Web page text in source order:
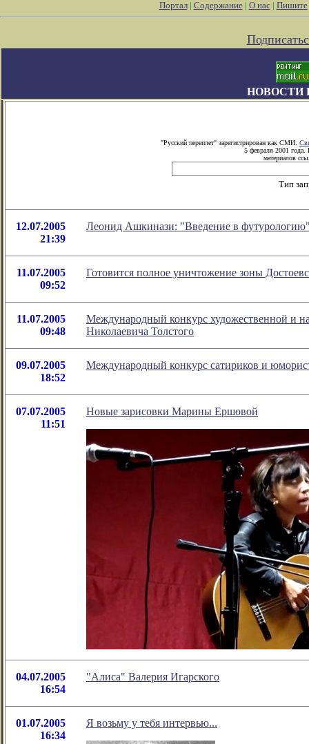
Портал| Содержание| О нас| Пишите
НОВОСТИ
"Русский переплет" зарегистрирован как СМИ.
5 февраля 2001 года.
материалов
Тип
12.07.2005
21:39
Леонид Ашкинази: "Введение в
11.07.2005
09:52
Готовится полное уничтожение зоны
11.07.2005
09:48
Международный конкурс художественной и
Николаевича Толстого
09.07.2005
18:52
Международный конкурс сатириков и
07.07.2005
11:51
Новые зарисовки Марины Ершовой
04.07.2005
16:54
"Алиса" Валерия Игарского
01.07.2005
16:34
Я возьму у тебя интервью...